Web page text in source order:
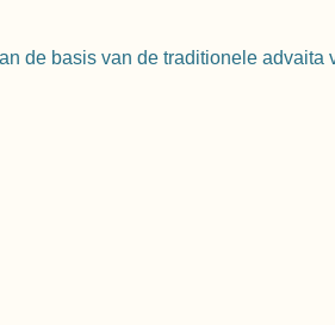
de basis van de traditionele advaita